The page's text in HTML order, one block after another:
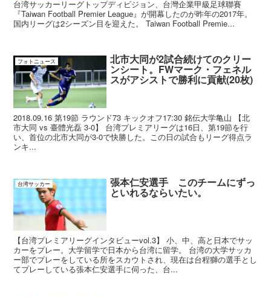
台湾サッカーリーグトップディビジョン、台灣企業甲級足球聯賽
『Taiwan Football Premier League』が開幕したのが昨年の2017年。
国内リーグは2シーズン目を迎えた。 Taiwan Football Premie...
フォトニュース 北市大同が2試合続けてのクリー
ンシート。FWマーク・フェネル
スがアシストで勝利に貢献(20枚)
2018.09.16 第19節 ラウンド73 キックオフ17:30 銘伝大学亀山 【北
市大同 vs 臺體光磊 3-0】 台湾プレミアリーグは16日、第19節を行
い、首位の北市大同が3-0で快勝した。この日の試合もリーグ得点ラ
ンキ...
台湾サッカー 張本仁安選手 このチームにずっ
といれるならいたい。
【台湾プレミアリーグインタビューvol.3】 小、中、高と日本でサッ
カーをプレー。大学留学で日本から台湾に留学。 台湾の大学サッカ
ー部でプレーをしている所をスカウトされ、現在は台程獅の選手とし
てプレーしている張本仁安選手に伺った、台...